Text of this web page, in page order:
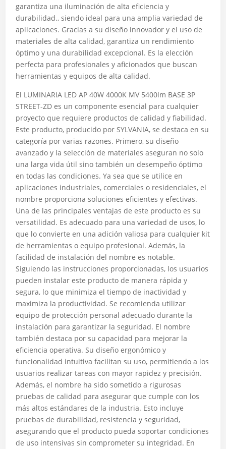
garantiza una iluminación de alta eficiencia y
durabilidad., siendo ideal para una amplia variedad de
aplicaciones. Gracias a su diseño innovador y el uso de
materiales de alta calidad, garantiza un rendimiento
óptimo y una durabilidad excepcional. Es la elección
perfecta para profesionales y aficionados que buscan
herramientas y equipos de alta calidad.
El LUMINARIA LED AP 40W 4000K MV 5400lm BASE 3P
STREET-ZD es un componente esencial para cualquier
proyecto que requiere productos de calidad y fiabilidad.
Este producto, producido por SYLVANIA, se destaca en su
categoría por varias razones. Primero, su diseño
avanzado y la selección de materiales aseguran no solo
una larga vida útil sino también un desempeño óptimo
en todas las condiciones. Ya sea que se utilice en
aplicaciones industriales, comerciales o residenciales, el
nombre proporciona soluciones eficientes y efectivas.
Una de las principales ventajas de este producto es su
versatilidad. Es adecuado para una variedad de usos, lo
que lo convierte en una adición valiosa para cualquier kit
de herramientas o equipo profesional. Además, la
facilidad de instalación del nombre es notable.
Siguiendo las instrucciones proporcionadas, los usuarios
pueden instalar este producto de manera rápida y
segura, lo que minimiza el tiempo de inactividad y
maximiza la productividad. Se recomienda utilizar
equipo de protección personal adecuado durante la
instalación para garantizar la seguridad. El nombre
también destaca por su capacidad para mejorar la
eficiencia operativa. Su diseño ergonómico y
funcionalidad intuitiva facilitan su uso, permitiendo a los
usuarios realizar tareas con mayor rapidez y precisión.
Además, el nombre ha sido sometido a rigurosas
pruebas de calidad para asegurar que cumple con los
más altos estándares de la industria. Esto incluye
pruebas de durabilidad, resistencia y seguridad,
asegurando que el producto pueda soportar condiciones
de uso intensivas sin comprometer su integridad. En